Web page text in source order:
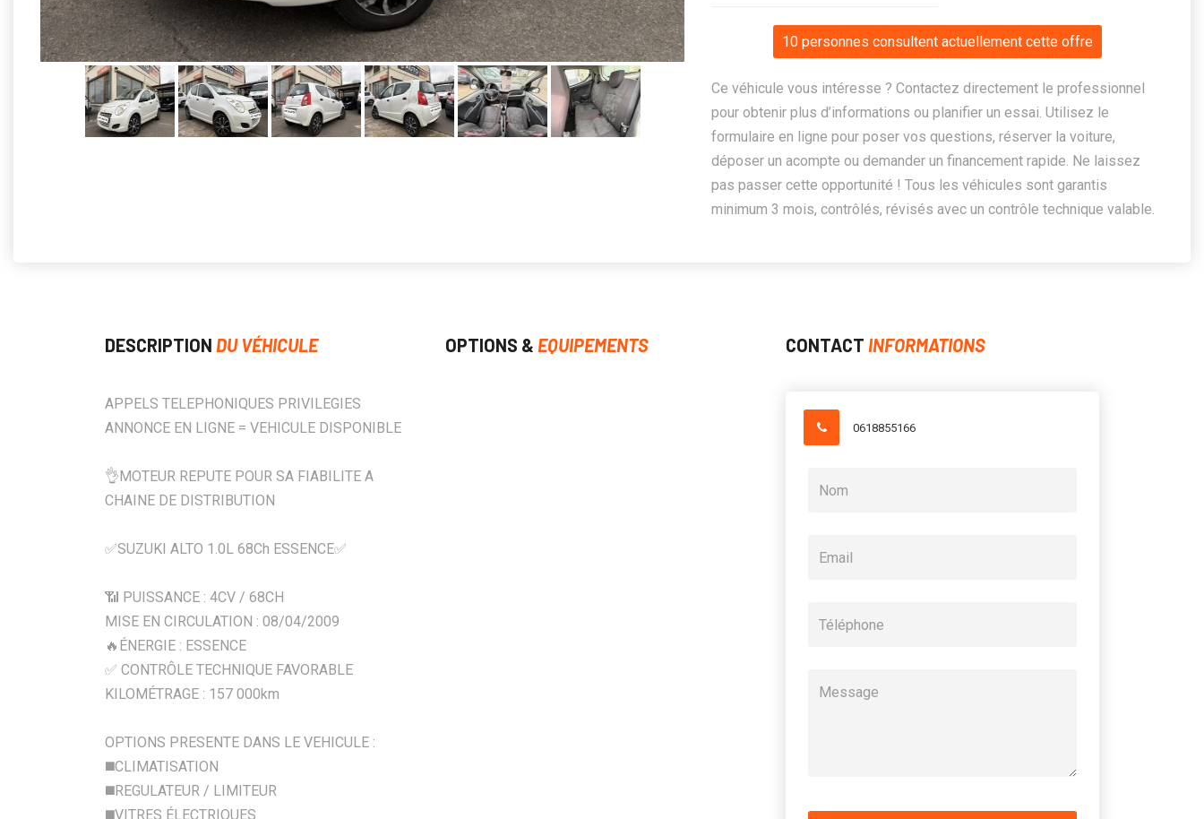
10 personnes consultent actuellement cette offre
Ce véhicule vous intéresse ? Contactez directement le professionnel
pour obtenir plus d’informations ou planifier un essai. Utilisez le
formulaire en ligne pour poser vos questions, réserver la voiture,
déposer un acompte ou demander un financement rapide. Ne laissez
pas passer cette opportunité ! Tous les véhicules sont garantis
minimum 3 mois, contrôlés, révisés avec un contrôle technique valable.
DESCRIPTION DU VÉHICULE
APPELS TELEPHONIQUES PRIVILEGIES
ANNONCE EN LIGNE = VEHICULE DISPONIBLE
👌MOTEUR REPUTE POUR SA FIABILITE A
CHAINE DE DISTRIBUTION
✅SUZUKI ALTO 1.0L 68Ch ESSENCE✅
📶 PUISSANCE : 4CV / 68CH
MISE EN CIRCULATION : 08/04/2009
🔥ÉNERGIE : ESSENCE
✅ CONTRÔLE TECHNIQUE FAVORABLE
KILOMÉTRAGE : 157 000km
OPTIONS PRESENTE DANS LE VEHICULE :
◼️CLIMATISATION
◼️REGULATEUR / LIMITEUR
◼️VITRES ÉLECTRIQUES
OPTIONS & EQUIPEMENTS CONTACT INFORMATIONS
0618855166